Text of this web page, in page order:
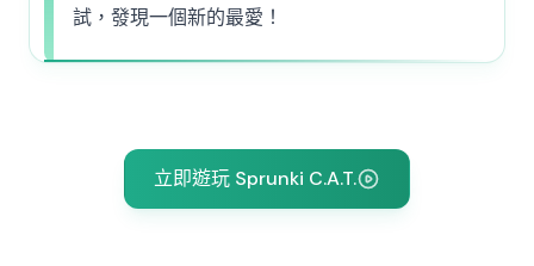
試，發現一個新的最愛！
立即遊玩 Sprunki C.A.T.